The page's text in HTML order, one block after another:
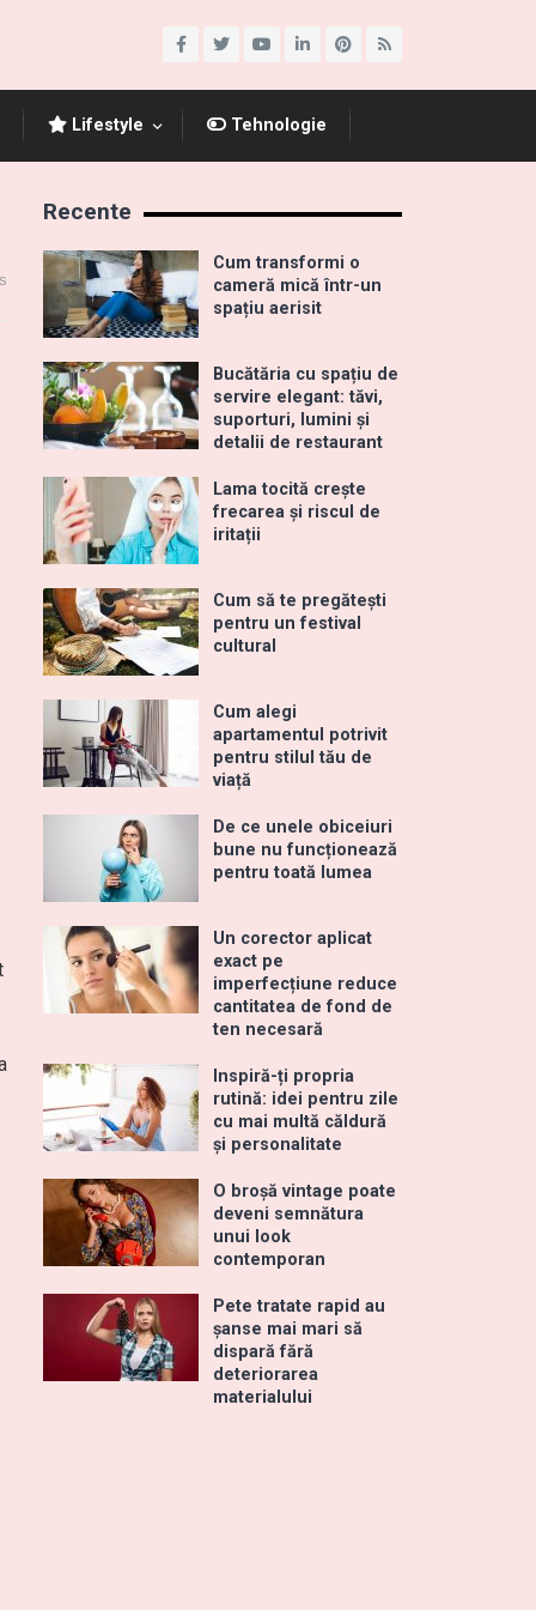
Lifestyle Tehnologie
Recente
Cum transformi o
cameră mică într-un
spațiu aerisit
Bucătăria cu spațiu de
servire elegant: tăvi,
suporturi, lumini și
detalii de restaurant
Lama tocită crește
frecarea și riscul de
iritații
Cum să te pregătești
pentru un festival
cultural
Cum alegi
apartamentul potrivit
pentru stilul tău de
viață
De ce unele obiceiuri
bune nu funcționează
pentru toată lumea
Un corector aplicat
exact pe
imperfecțiune reduce
cantitatea de fond de
ten necesară
Inspiră-ți propria
rutină: idei pentru zile
cu mai multă căldură
și personalitate
O broșă vintage poate
deveni semnătura
unui look
contemporan
Pete tratate rapid au
șanse mai mari să
dispară fără
deteriorarea
materialului